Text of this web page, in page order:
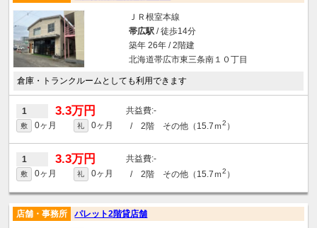
ＪＲ根室本線
帯広駅/ 徒歩14分
築年 26年 / 2階建
北海道帯広市東三条南１０丁目
倉庫・トランクルームとしても利用できます
1 3.3万円 -
敷 0ヶ月 礼 0ヶ月 / 2階 その他（15.7ｍ2 ）
1 3.3万円 -
敷 0ヶ月 礼 0ヶ月 / 2階 その他（15.7ｍ2 ）
店舗・事務所 パレット2階貸店舗